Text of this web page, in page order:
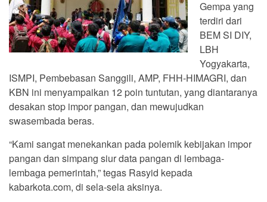
Gempa yang
terdiri dari
BEM SI DIY,
LBH
Yogyakarta,
ISMPI, Pembebasan Sanggili, AMP, FHH-HIMAGRI, dan
KBN ini menyampaikan 12 poin tuntutan, yang diantaranya
desakan stop impor pangan, dan mewujudkan
swasembada beras.
“Kami sangat menekankan pada polemik kebijakan impor
pangan dan simpang siur data pangan di lembaga-
lembaga pemerintah,” tegas Rasyid kepada
kabarkota.com, di sela-sela aksinya.